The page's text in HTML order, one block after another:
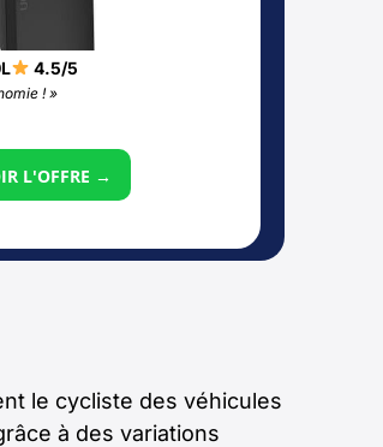
4.5/5
! »
L'OFFRE →
le cycliste des véhicules
à des variations